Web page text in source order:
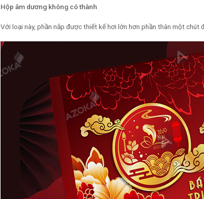
Hộp âm dương không có thành
Với loại này, phần nắp được thiết kế hơi lớn hơn phần thân một